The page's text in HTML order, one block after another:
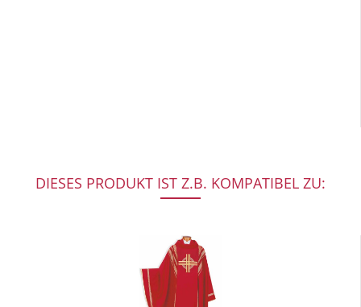
DIESES PRODUKT IST Z.B. KOMPATIBEL ZU: